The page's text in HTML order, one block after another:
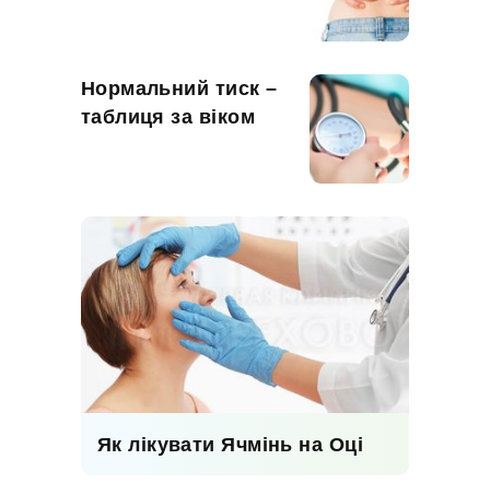
Нормальний тиск –
таблиця за віком
Як лікувати Ячмінь на Оці